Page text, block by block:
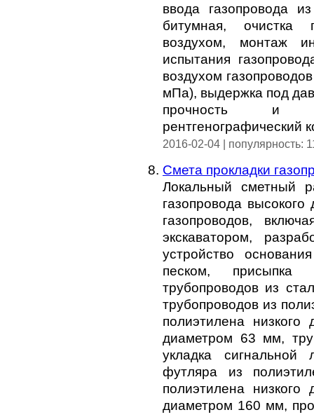
ввода газопровода
битумная, очистка
воздухом, монтаж
испытания
воздухом
мПа), выдержка под
прочность и
рентгенографический
2016-02-04 | популярность:
Смета прокладки
Локальный сметный
газопровода
газопроводов,
экскаватором,
устройство
песком, присыпка
трубопроводов из
трубопроводов из
полиэтилена
диаметром 63 мм,
укладка сигнальной
футляра из
полиэтилена
диаметром 160 мм,